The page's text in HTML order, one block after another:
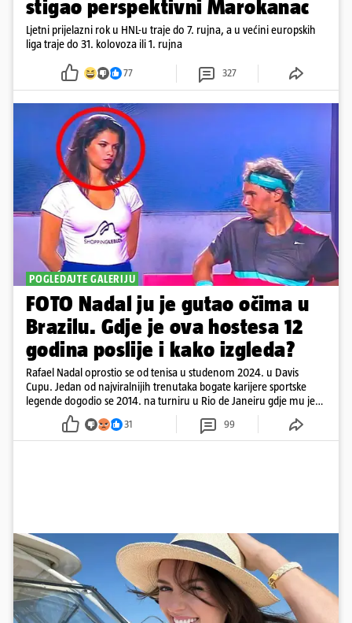
stigao perspektivni Marokanac
Ljetni prijelazni rok u HNL-u traje do 7. rujna, a u većini europskih
liga traje do 31. kolovoza ili 1. rujna
77 327
POGLEDAJTE GALERIJU
FOTO Nadal ju je gutao očima u
Brazilu. Gdje je ova hostesa 12
godina poslije i kako izgleda?
Rafael Nadal oprostio se od tenisa u studenom 2024. u Davis
Cupu. Jedan od najviralnijih trenutaka bogate karijere sportske
legende dogodio se 2014. na turniru u Rio de Janeiru gdje mu je
pažnju odvlačila ljepotica iza klupe
31 99